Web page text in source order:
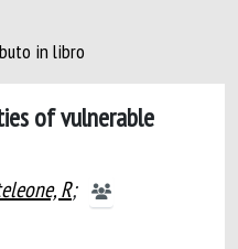
in libro
of vulnerable
R;